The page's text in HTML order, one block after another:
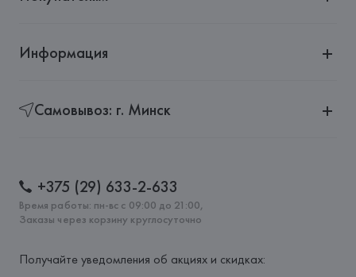
Информация
Самовывоз: г. Минск
+375 (29) 633-2-633
Время работы: пн-вс с 09:00 до 21:00,
Заказы через корзину круглосуточно
Получайте уведомления об акциях и скидках: